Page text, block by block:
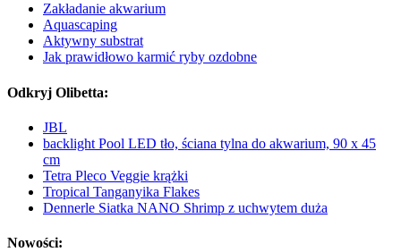
Zakładanie akwarium
Aquascaping
Aktywny substrat
Jak prawidłowo karmić ryby ozdobne
Odkryj Olibetta:
JBL
backlight Pool LED tło, ściana tylna do akwarium, 90 x 45
cm
Tetra Pleco Veggie krążki
Tropical Tanganyika Flakes
Dennerle Siatka NANO Shrimp z uchwytem duża
Nowości: